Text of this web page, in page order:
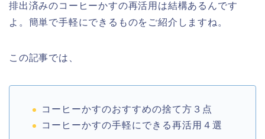
排出済みのコーヒーかすの再活用は結構あるんです
よ。簡単で手軽にできるものをご紹介しますね。
この記事では、
コーヒーかすのおすすめの捨て方３点
コーヒーかすの手軽にできる再活用４選